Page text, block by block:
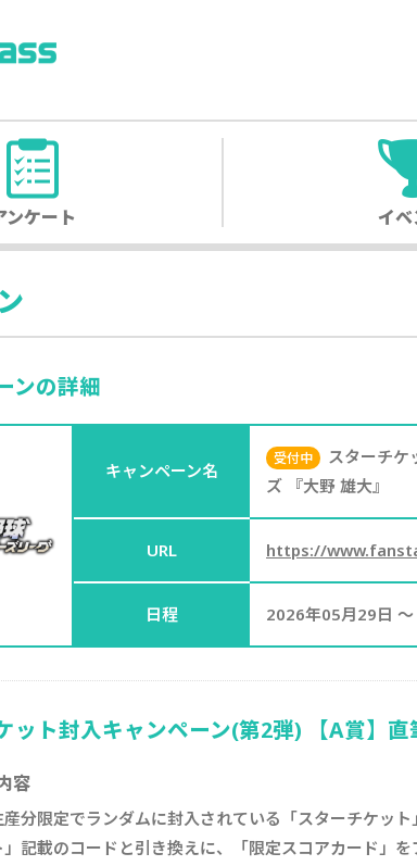
ンケート イベ
ンの詳細
キャンペーン名
受付中
スターチケ
ズ 『大野 雄大』
URL https://
日程 2026年05月29日
ット封入キャンペーン(第2弾) 【A賞】
容
分限定でランダムに封入されている「スターチケット
」記載のコードと引き換えに、「限定スコアカード」を